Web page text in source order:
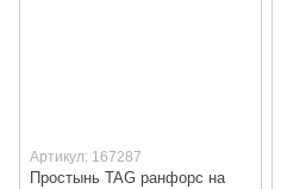
Артикул: 167287
Простынь TAG ранфорс на